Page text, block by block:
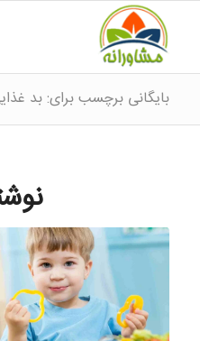
بایگانی برچسب برای: بد